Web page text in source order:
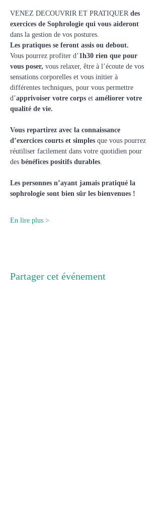
VENEZ DECOUVRIR ET PRATIQUER des
exercices de Sophrologie qui vous aideront
dans la gestion de vos postures.
Les pratiques se feront assis ou debout.
Vous pourrez profiter d’1h30 rien que pour
vous poser, vous relaxer, être à l’écoute de vos
sensations corporelles et vous initier à
différentes techniques, pour vous permettre
d’apprivoiser votre corps et améliorer votre
qualité de vie.
Vous repartirez avec la connaissance
d’exercices courts et simples que vous pourrez
réutiliser facilement dans votre quotidien pour
des bénéfices positifs durables.
Les personnes n’ayant jamais pratiqué la
sophrologie sont bien sûr les bienvenues !
En lire plus >
Partager cet événement